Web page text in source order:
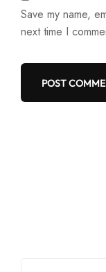
Save my name,
next time I